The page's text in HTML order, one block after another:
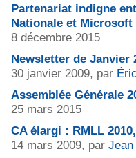
Partenariat indigne
Nationale et Microsoft
8 décembre 2015
Newsletter de Janvier
30 janvier 2009, par
Assemblée Générale
25 mars 2015
CA élargi : RMLL
14 mars 2009, par